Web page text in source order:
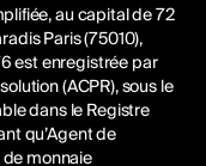
au capital de 72
Paris (75010),
est enregistrée par
(ACPR), sous le
dans le Registre
qu’Agent de
monnaie